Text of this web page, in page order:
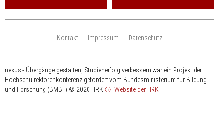
Kontakt Impressum Datenschutz
nexus - Übergänge gestalten, Studienerfolg verbessern war ein Projekt der
Hochschulrektorenkonferenz gefördert vom Bundesministerium für Bildung
und Forschung (BMBF) © 2020 HRK Website der HRK